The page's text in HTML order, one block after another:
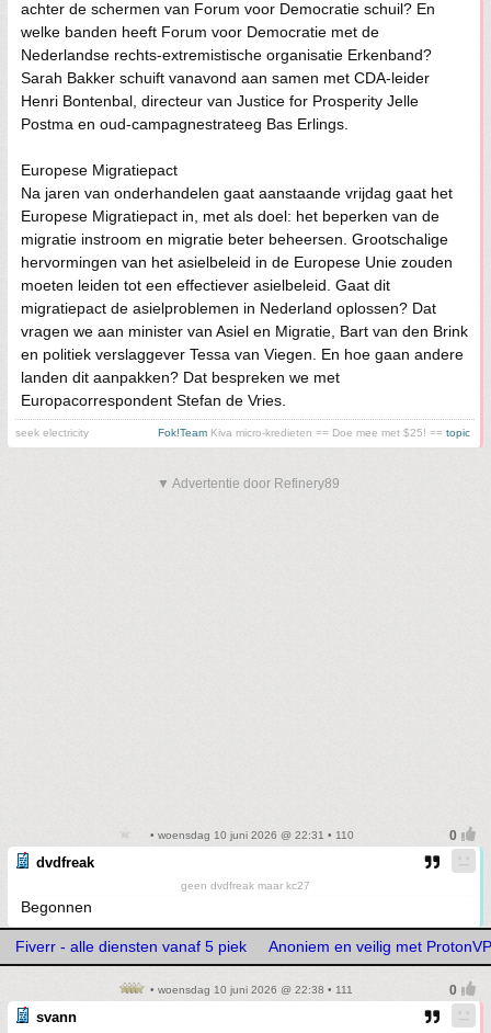
achter de schermen van Forum voor Democratie schuil? En
welke banden heeft Forum voor Democratie met de
Nederlandse rechts-extremistische organisatie Erkenband?
Sarah Bakker schuift vanavond aan samen met CDA-leider
Henri Bontenbal, directeur van Justice for Prosperity Jelle
Postma en oud-campagnestrateeg Bas Erlings.
Europese Migratiepact
Na jaren van onderhandelen gaat aanstaande vrijdag gaat het
Europese Migratiepact in, met als doel: het beperken van de
migratie instroom en migratie beter beheersen. Grootschalige
hervormingen van het asielbeleid in de Europese Unie zouden
moeten leiden tot een effectiever asielbeleid. Gaat dit
migratiepact de asielproblemen in Nederland oplossen? Dat
vragen we aan minister van Asiel en Migratie, Bart van den Brink
en politiek verslaggever Tessa van Viegen. En hoe gaan andere
landen dit aanpakken? Dat bespreken we met
Europacorrespondent Stefan de Vries.
seek electricity Fok!Team Kiva micro-kredieten == Doe mee met $25! == topic
▼ Advertentie door Refinery89
• woensdag 10 juni 2026 @ 22:31 • 110
dvdfreak
geen dvdfreak maar kc27
Begonnen
Fiverr - alle diensten vanaf 5 piek Anoniem en veilig met
• woensdag 10 juni 2026 @ 22:38 • 111
svann